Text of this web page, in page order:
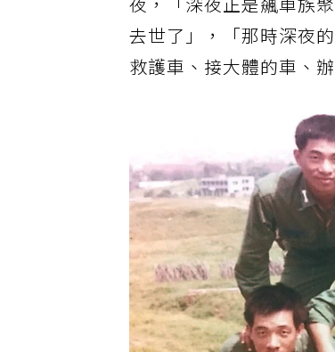
夜，「深夜正是飆車族
去世了」，「那時深夜
救護車、接大體的車、